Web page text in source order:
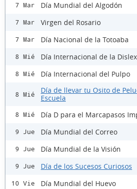
7 Mar Día Mundial del Algodón
7 Mar Virgen del Rosario
7 Mar Día Nacional de la Totoaba
8 Mié Día Internacional de la
8 Mié Día Internacional del Pulpo
8 Mié
Día de llevar tu Osito de
Escuela
8 Mié Día D para el Marcapasos
9 Jue Día Mundial del Correo
9 Jue Día Mundial de la Visión
9 Jue Día de los Sucesos Curiosos
10 Vie Día Mundial del Huevo